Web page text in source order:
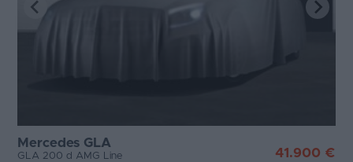
Mercedes GLA
GLA 200 d AMG Line 41.900 €